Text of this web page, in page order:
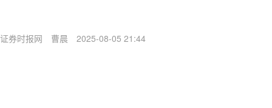
证券时报网 曹晨 2025-08-05 21:44